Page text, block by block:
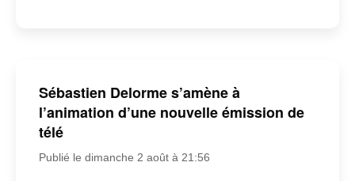
Sébastien Delorme s’amène à
l’animation d’une nouvelle émission de
télé
Publié le dimanche 2 août à 21:56